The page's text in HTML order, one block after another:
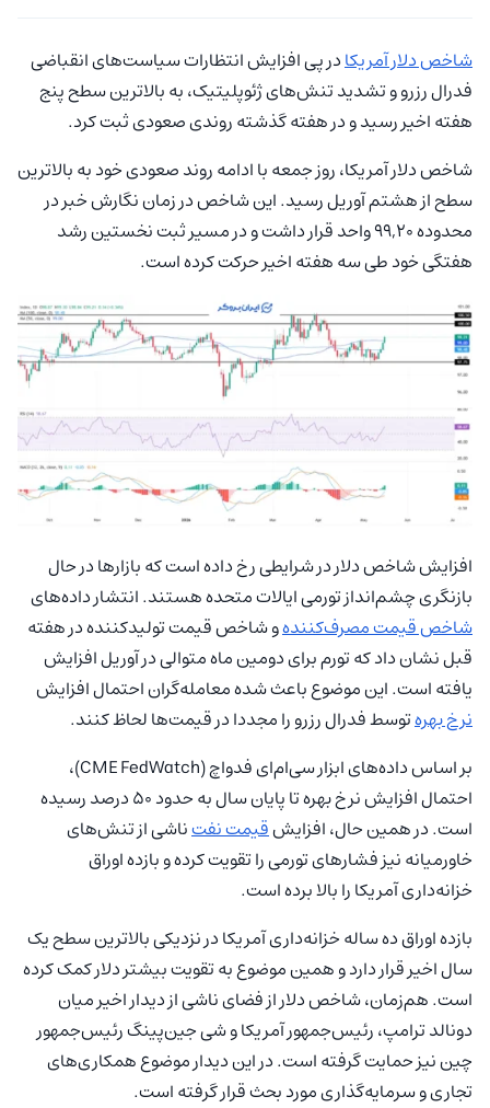
شاخص دلار آمریکادر پی افزایش انتظارات سیاست‌های انقباضی
فدرال رزرو و تشدید تنش‌های ژئوپلیتیک، به بالاترین سطح پنج
هفته اخیر رسید و در هفته گذشته روندی صعودی ثبت کرد.
شاخص دلار آمریکا، روز جمعه با ادامه روند صعودی خود به بالاترین
سطح از هشتم آوریل رسید. این شاخص در زمان نگارش خبر در
محدوده ۹۹,۲۰ واحد قرار داشت و در مسیر ثبت نخستین رشد
هفتگی خود طی سه هفته اخیر حرکت کرده است.
افزایش شاخص دلار در شرایطی رخ داده است که بازارها در حال
بازنگری چشم‌انداز تورمی ایالات متحده هستند. انتشار داده‌های
شاخص قیمت مصرف‌کنندهو شاخص قیمت تولیدکننده در هفته
قبل نشان داد که تورم برای دومین ماه متوالی در آوریل افزایش
یافته است. این موضوع باعث شده معامله‌گران احتمال افزایش
نرخ بهرهتوسط فدرال رزرو را مجددا در قیمت‌ها لحاظ کنند.
بر اساس داده‌های ابزار سی‌ام‌ای فدواچ (CME FedWatch)،
احتمال افزایش نرخ بهره تا پایان سال به حدود ۵۰ درصد رسیده
است. در همین حال، افزایشقیمت نفتناشی از تنش‌های
خاورمیانه نیز فشارهای تورمی را تقویت کرده و بازده اوراق
خزانه‌داری آمریکا را بالا برده است.
بازده اوراق ده ساله خزانه‌داری آمریکا در نزدیکی بالاترین سطح یک
سال اخیر قرار دارد و همین موضوع به تقویت بیشتر دلار کمک کرده
است. هم‌زمان، شاخص دلار از فضای ناشی از دیدار اخیر میان
دونالد ترامپ، رئیس‌جمهور آمریکا و شی جین‌پینگ رئیس‌جمهور
چین نیز حمایت گرفته است. در این دیدار موضوع همکاری‌های
تجاری و سرمایه‌گذاری مورد بحث قرار گرفته است.